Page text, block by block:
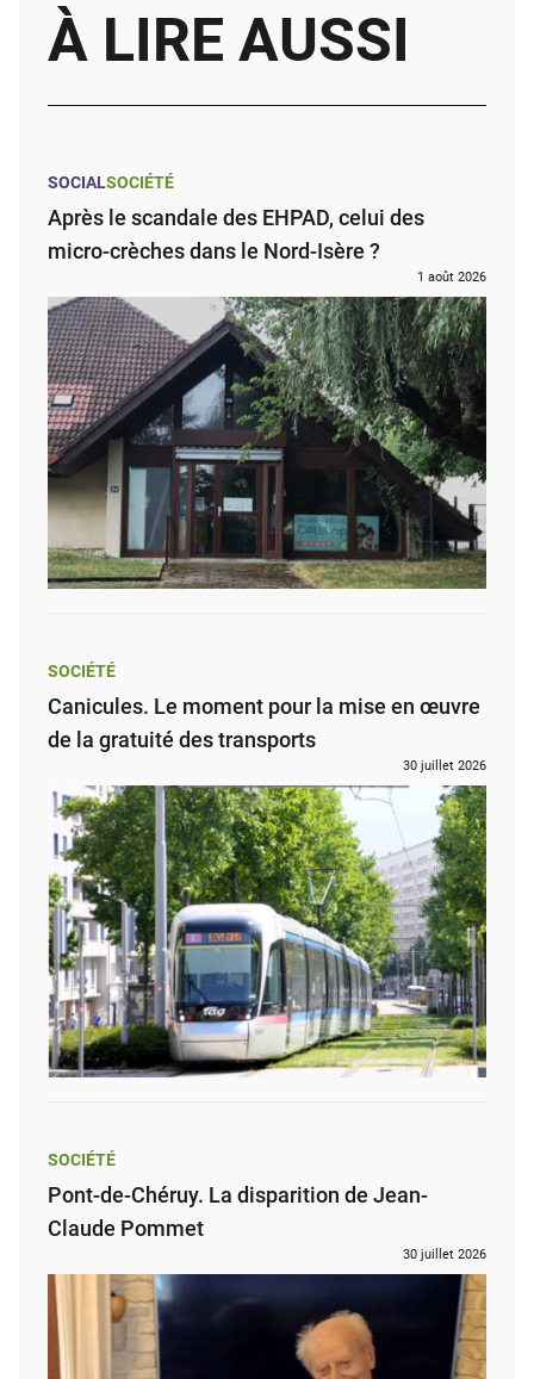
À LIRE AUSSI
SOCIALSOCIÉTÉ
Après le scandale des EHPAD, celui des
micro-crèches dans le Nord-Isère ?
1 août 2026
SOCIÉTÉ
Canicules. Le moment pour la mise en œuvre
de la gratuité des transports
30 juillet 2026
SOCIÉTÉ
Pont-de-Chéruy. La disparition de Jean-
Claude Pommet
30 juillet 2026